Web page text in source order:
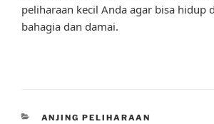
peliharaan kecil Anda agar bisa hidup
bahagia dan damai.
CATEGORIES
ANJING PELIHARAAN